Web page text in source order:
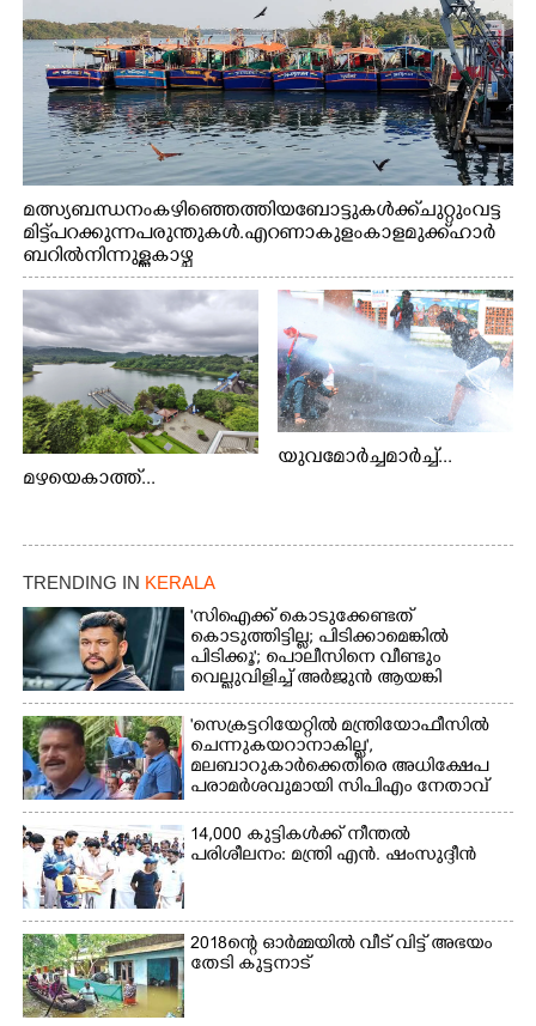
മത്സ്യബന്ധനം കഴിഞ്ഞെത്തിയ ബോട്ടുകൾക്ക് ചുറ്റും വട്ട
മിട്ട് പറക്കുന്ന പരുന്തുകൾ. എറണാകുളം കാളമുക്ക് ഹാർ
ബറിൽ നിന്നുള്ള കാഴ്ച
മഴയെകാത്ത്...
യുവമോർച്ചമാർച്ച്...
TRENDING IN KERALA
'സിഐക്ക് കൊടുക്കേണ്ടത്
കൊടുത്തിട്ടില്ല; പിടിക്കാമെങ്കിൽ
പിടിക്കൂ'; പൊലീസിനെ വീണ്ടും
വെല്ലുവിളിച്ച് അർജുൻ ആയങ്കി
'സെക്രട്ടറിയേറ്റിൽ മന്ത്രിയോഫീസിൽ
ചെന്നുകയറാനാകില്ല',
മലബാറുകാർക്കെതിരെ അധിക്ഷേപ
പരാമർശവുമായി സിപിഎം നേതാവ്‌
14,000 കുട്ടികൾക്ക് നീന്തൽ
പരിശീലനം: മന്ത്രി എൻ. ഷംസുദ്ദീൻ
2018ന്റെ ഓർമ്മയിൽ വീട് വിട്ട് അഭയം
തേടി കുട്ടനാട്